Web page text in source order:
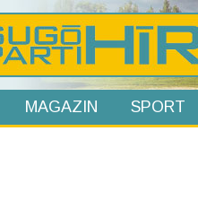
MAGAZIN SPORT